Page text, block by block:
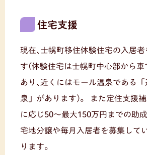
住宅支援
現在､士幌町移住体験住宅の入居者
す(体験住宅は士幌町中心部から車
あり､近くにはモール温泉である
泉」があります)。
また定住支援
に応じ50～最大150万円までの助
宅地分譲や毎月入居者を募集して
ります。